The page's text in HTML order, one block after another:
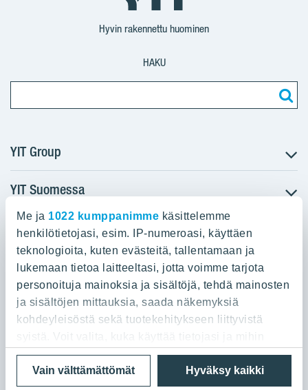
Me ja 1022 kumppanimme käsittelemme
henkilötietojasi, esim. IP-numeroasi, käyttäen
teknologioita, kuten evästeitä, tallentamaan ja
lukemaan tietoa laitteeltasi, jotta voimme tarjota
personoituja mainoksia ja sisältöjä, tehdä mainosten
ja sisältöjen mittauksia, saada näkemyksiä
kohdeyleisöstä sekä tuotekehitykseen liittyvistä
syistä. Voit valita, kuka käyttää tietojasi ja mihin
tarkoituksiin.
Hyväksy kaikki
Vain välttämättömät
Suomi
Hyvin rakennettu huominen
HAKU
YIT Group
Tietoa YIT:stä
Töihin meille
Sijoittajat
Projektit
Media
Yhteystiedot
YIT Suomessa
Myytävät asunnot
Vuokrattavat toimitilat
Kiinteistösijoittaminen
Infrarakentaminen
Toimitilarakentaminen
Teollisuusrakentaminen
YIT:n pääkonttori
Panuntie 11, PL 36, 00620 Helsinki
020 433 111
Tietosuoja ja Käyttöehdot Lähetä meille palautetta
Evästeet